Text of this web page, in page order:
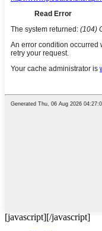
[javascript][/javascript]